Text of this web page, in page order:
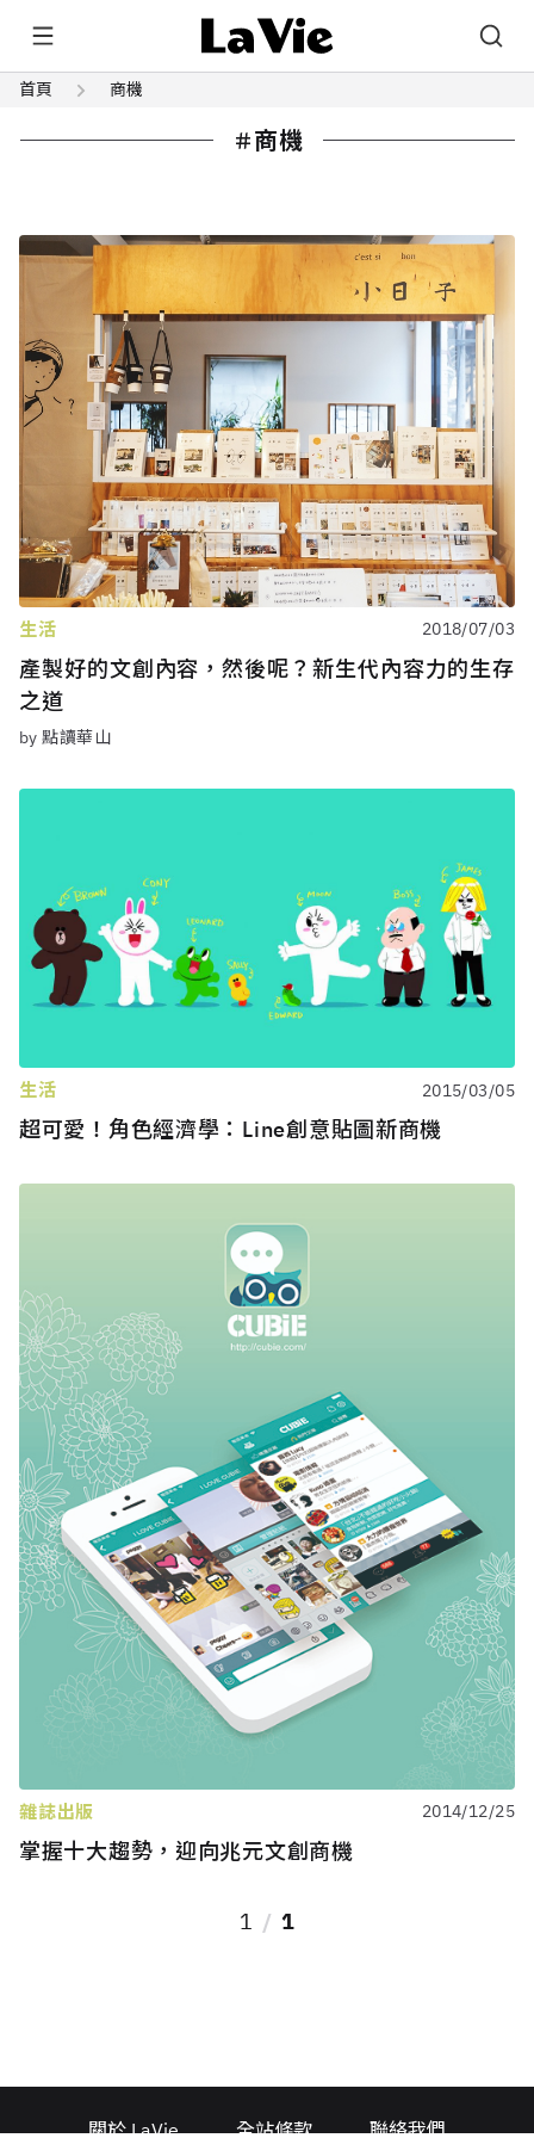
首頁 商機
商機
生活 2018/07/03
產製好的文創內容，然後呢？新生代內容力的生存
之道
by 點讀華山
生活 2015/03/05
超可愛！角色經濟學：Line創意貼圖新商機
雜誌出版 2014/12/25
掌握十大趨勢，迎向兆元文創商機
1 1
關於 LaVie 全站條款 聯絡我們